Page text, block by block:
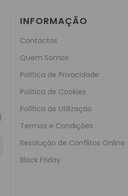
INFORMAÇÃO
Contactos
Quem Somos
Política de Privacidade
Política de Cookies
Política de Utilização
Termos e Condições
Resolução de Conflitos Online
Black Friday